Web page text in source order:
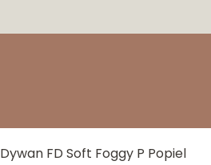
Dywan FD Soft Foggy P Popiel